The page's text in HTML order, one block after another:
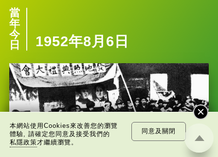
當
年
今
日
1952年8月6日
本網站使用Cookies來改善您的瀏覽
體驗, 請確定您同意及接受我們的
私隱政策才繼續瀏覽。
同意及關閉